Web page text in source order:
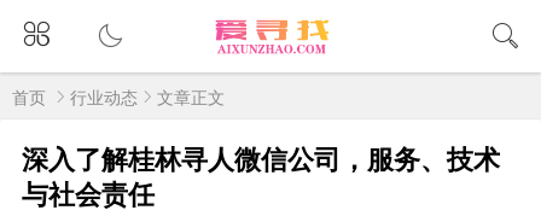
首页 行业动态 文章正文
深入了解桂林寻人微信公司，服务、技术
与社会责任